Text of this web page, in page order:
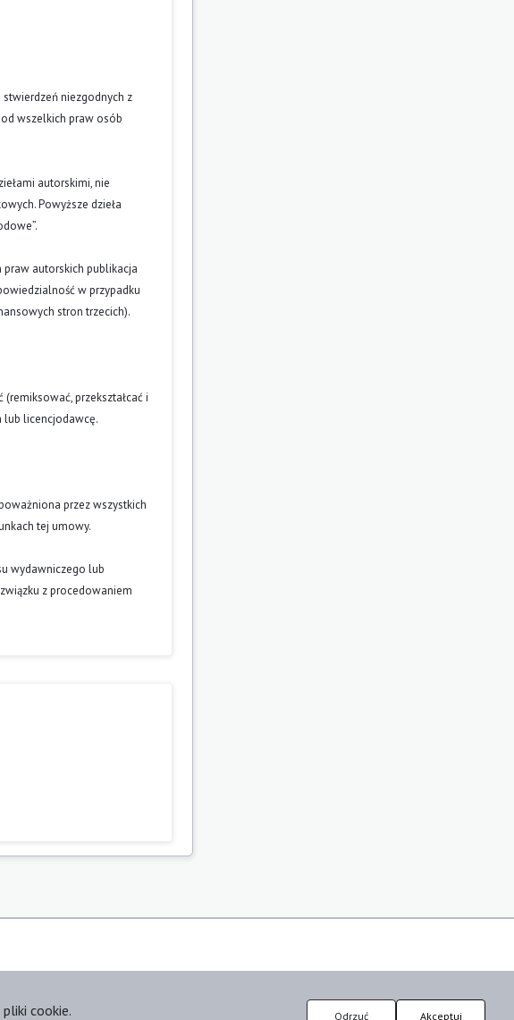
stwierdzeń niezgodnych z
wszelkich praw osób
autorskimi, nie
Powyższe dzieła
praw autorskich publikacja
w przypadku
stron trzecich).
przekształcać i
lub licencjodawcę.
przez wszystkich
tej umowy.
wydawniczego lub
z procedowaniem
cookie. Odrzuć Akceptuj